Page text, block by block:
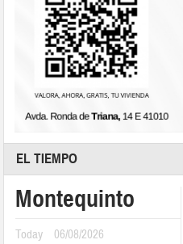
EL TIEMPO
Montequinto
Today 06/08/2026